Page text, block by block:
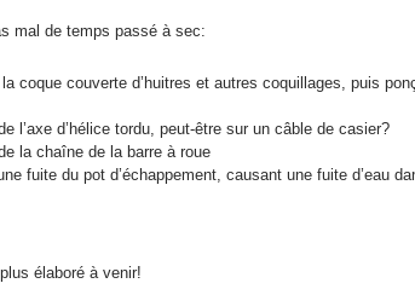
mal de temps passé à sec:
coque couverte d’huitres et autres coquillages, puis
l’axe d’hélice tordu, peut-être sur un câble de casier?
la chaîne de la barre à roue
fuite du pot d’échappement, causant une fuite d’eau
élaboré à venir!